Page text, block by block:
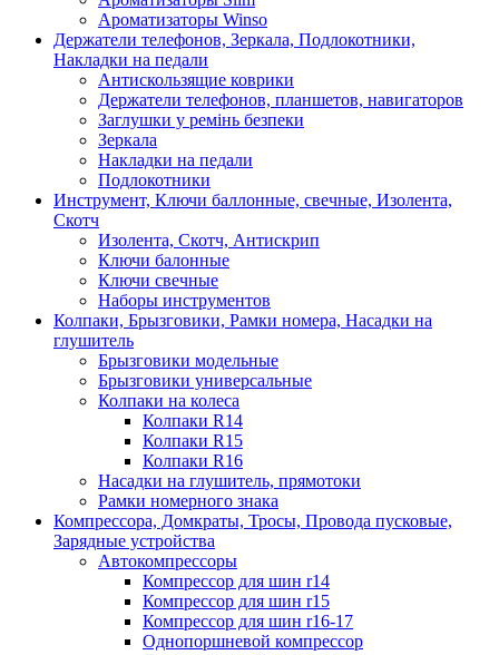
Ароматизаторы Winso
Держатели телефонов, Зеркала, Подлокотники,
Накладки на педали
Антискользящие коврики
Держатели телефонов, планшетов, навигаторов
Заглушки у ремінь безпеки
Зеркала
Накладки на педали
Подлокотники
Инструмент, Ключи баллонные, свечные, Изолента,
Скотч
Изолента, Скотч, Антискрип
Ключи балонные
Ключи свечные
Наборы инструментов
Колпаки, Брызговики, Рамки номера, Насадки на
глушитель
Брызговики модельные
Брызговики универсальные
Колпаки на колеса
Колпаки R14
Колпаки R15
Колпаки R16
Насадки на глушитель, прямотоки
Рамки номерного знака
Компрессора, Домкраты, Тросы, Провода пусковые,
Зарядные устройства
Автокомпрессоры
Компрессор для шин r14
Компрессор для шин r15
Компрессор для шин r16-17
Однопоршневой компрессор